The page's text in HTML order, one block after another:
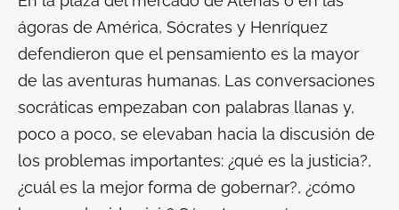
ágoras de América, Sócrates y Henríquez
defendieron que el pensamiento es la mayor
de las aventuras humanas. Las conversaciones
socráticas empezaban con palabras llanas y,
poco a poco, se elevaban hacia la discusión de
los problemas importantes: ¿qué es la justicia?,
¿cuál es la mejor forma de gobernar?, ¿cómo